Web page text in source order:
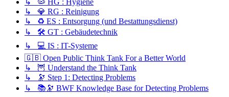
↳ 🦠 HG : Hygiene
↳ 💎 RG : Reinigung
↳ ♻️ ES : Entsorgung (und Bestattungsdienst)
↳ 🛠️ GT : Gebäudetechnik
↳ 💻 IS : IT-Systeme
🇬🇧 Open Public Think Tank For a Better World
↳ 🦉 Understand the Think Tank
↳ 🔭 Step 1: Detecting Problems
↳ 📚🔭 BWF Knowledge Base for Detecting Problems